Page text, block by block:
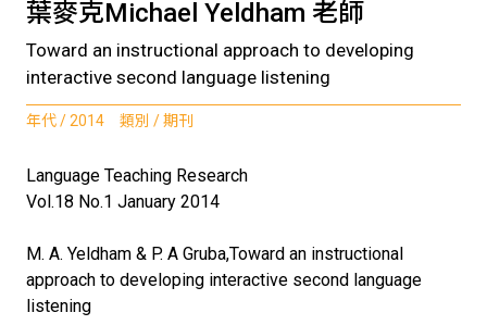
葉麥克Michael Yeldham 老師
Toward an instructional approach to developing
interactive second language listening
年代 / 2014 類別 / 期刊
Language Teaching Research
Vol.18 No.1 January 2014
M. A. Yeldham & P. A Gruba,Toward an instructional
approach to developing interactive second language
listening